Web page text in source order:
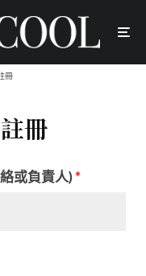
冊
冊
或負責人)*